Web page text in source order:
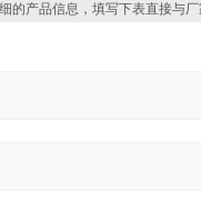
的产品信息，填写下表直接与厂